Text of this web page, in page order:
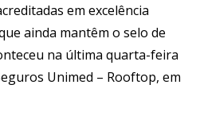
em excelência
ainda mantêm o selo de
na última quarta-feira
Unimed – Rooftop, em